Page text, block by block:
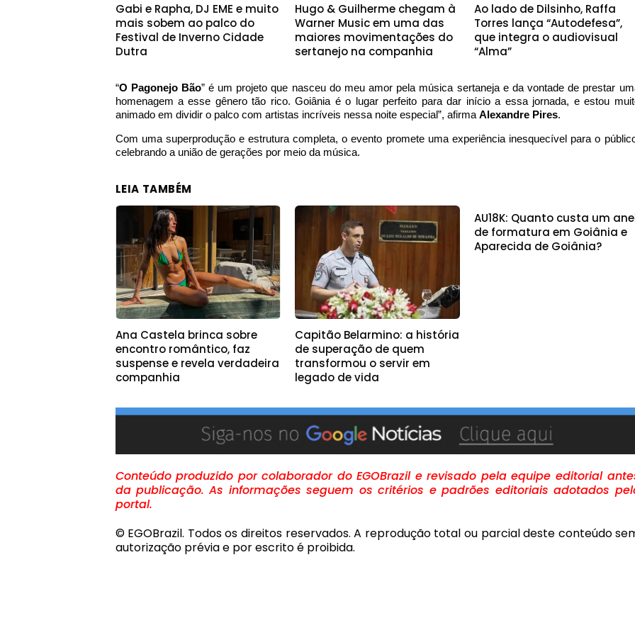
Gabi e Rapha, DJ EME e muito
mais sobem ao palco do
Festival de Inverno Cidade
Dutra
Hugo & Guilherme chegam à
Warner Music em uma das
maiores movimentações do
sertanejo na companhia
Ao lado de Dilsinho, Raffa
Torres lança “Autodefesa”,
que integra o audiovisual
“Alma”
“O Pagonejo Bão” é um projeto que nasceu do meu amor pela música sertaneja e da vontade de prestar
homenagem a esse gênero tão rico. Goiânia é o lugar perfeito para dar início a essa jornada, e estou
animado em dividir o palco com artistas incríveis nessa noite especial”, afirma Alexandre Pires.
Com uma superprodução e estrutura completa, o evento promete uma experiência inesquecível para o
celebrando a união de gerações por meio da música.
LEIA TAMBÉM
Ana Castela brinca sobre
encontro romântico, faz
suspense e revela verdadeira
companhia
Capitão Belarmino: a história
de superação de quem
transformou o servir em
legado de vida
AU18K: Quanto custa um
de formatura em Goiânia e
Aparecida de Goiânia?
Conteúdo produzido por colaborador do EGOBrazil e revisado pela equipe editorial
da publicação. As informações seguem os critérios e padrões editoriais adotados
portal.
© EGOBrazil. Todos os direitos reservados. A reprodução total ou parcial deste conteúdo
autorização prévia e por escrito é proibida.